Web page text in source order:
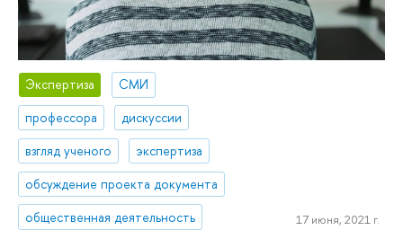
Экспертиза
СМИ
профессора
дискуссии
взгляд ученого
экспертиза
обсуждение проекта документа
общественная деятельность
17 июня, 2021 г.